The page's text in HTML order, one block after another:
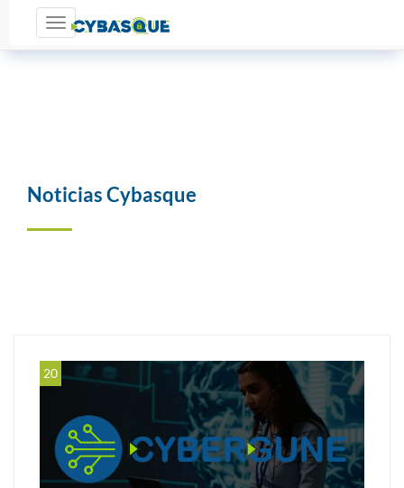
Toggle navigation
Noticias Cybasque
20